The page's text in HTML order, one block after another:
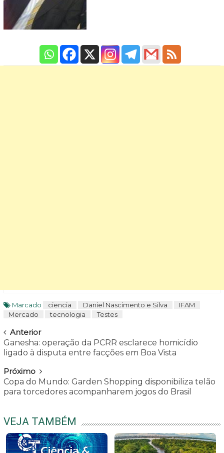
Marcado ciencia Daniel Nascimento e Silva
IFAM
Mercado
tecnologia Testes
Navegar
Anterior
Ganesha: operação da PCRR esclarece homicídio
ligado à disputa entre facções em Boa Vista
Próximo
Copa do Mundo: Garden Shopping disponibiliza telão
para torcedores acompanharem jogos do Brasil
VEJA TAMBÉM